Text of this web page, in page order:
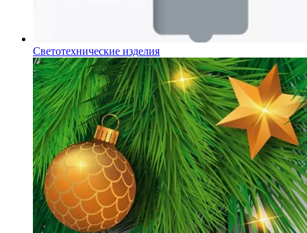
Светотехнические изделия